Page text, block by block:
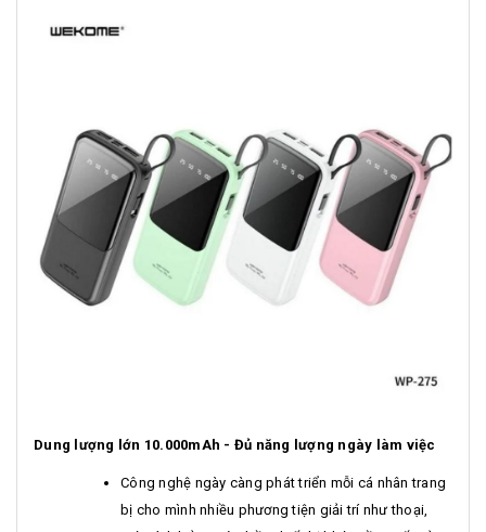
Dung lượng lớn 10.000mAh - Đủ năng lượng ngày làm việc
Công nghệ ngày càng phát triển mỗi cá nhân trang
bị cho mình nhiều phương tiện giải trí như thoại,